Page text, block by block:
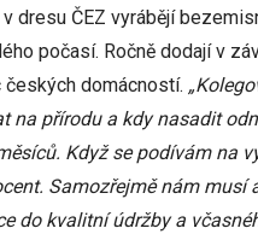
dresu ČEZ vyrábějí
počasí. Ročně dodají v
domácností.
na přírodu a kdy nasadit
Když se podívám na
Samozřejmě nám
do kvalitní údržby a